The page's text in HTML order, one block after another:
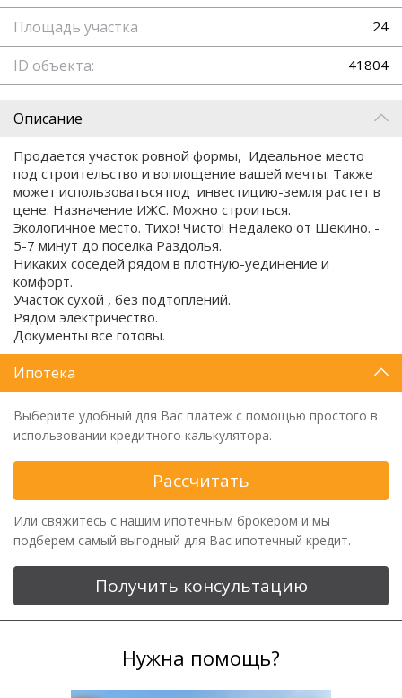
Площадь участка 24
ID объекта: 41804
Описание
Продается участок ровной формы, Идеальное место
под строительство и воплощение вашей мечты. Также
может использоваться под инвестицию-земля растет в
цене. Назначение ИЖС. Можно строиться.
Экологичное место. Тихо! Чисто! Недалеко от Щекино. -
5-7 минут до поселка Раздолья.
Никаких соседей рядом в плотную-уединение и
комфорт.
Участок сухой , без подтоплений.
Рядом электричество.
Документы все готовы.
Ипотека
Выберите удобный для Вас платеж с помощью простого в
использовании кредитного калькулятора.
Рассчитать
Или свяжитесь с нашим ипотечным брокером и мы
подберем самый выгодный для Вас ипотечный кредит.
Получить консультацию
Нужна помощь?